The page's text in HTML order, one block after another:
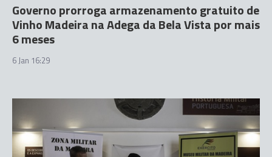
Governo prorroga armazenamento gratuito de
Vinho Madeira na Adega da Bela Vista por mais
6 meses
6 Jan 16:29